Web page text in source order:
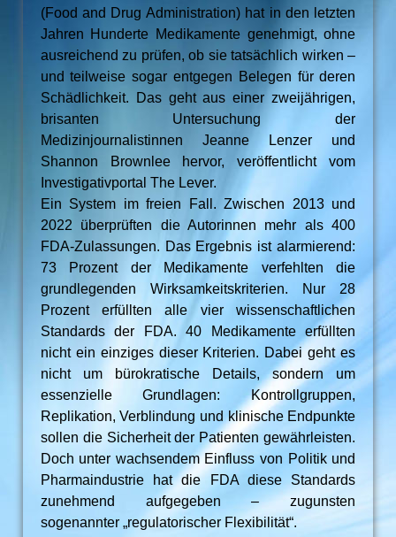
(Food and Drug Administration) hat in den letzten
Jahren Hunderte Medikamente genehmigt, ohne
ausreichend zu prüfen, ob sie tatsächlich wirken –
und teilweise sogar entgegen Belegen für deren
Schädlichkeit. Das geht aus einer zweijährigen,
brisanten Untersuchung der
Medizinjournalistinnen Jeanne Lenzer und
Shannon Brownlee hervor, veröffentlicht vom
Investigativportal The Lever.
Ein System im freien Fall. Zwischen 2013 und
2022 überprüften die Autorinnen mehr als 400
FDA-Zulassungen. Das Ergebnis ist alarmierend:
73 Prozent der Medikamente verfehlten die
grundlegenden Wirksamkeitskriterien. Nur 28
Prozent erfüllten alle vier wissenschaftlichen
Standards der FDA. 40 Medikamente erfüllten
nicht ein einziges dieser Kriterien. Dabei geht es
nicht um bürokratische Details, sondern um
essenzielle Grundlagen: Kontrollgruppen,
Replikation, Verblindung und klinische Endpunkte
sollen die Sicherheit der Patienten gewährleisten.
Doch unter wachsendem Einfluss von Politik und
Pharmaindustrie hat die FDA diese Standards
zunehmend aufgegeben – zugunsten
sogenannter „regulatorischer Flexibilität“.